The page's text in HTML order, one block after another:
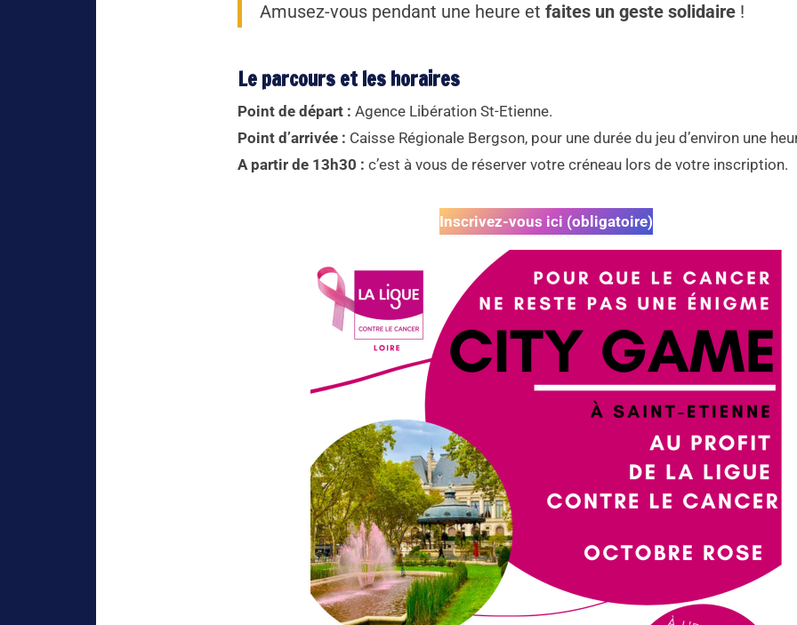
Amusez-vous pendant une heure et faites un geste solidaire!
Le parcours et les horaires
Point de départ : Agence Libération St-Etienne.
Point d’arrivée : Caisse Régionale Bergson, pour une durée du jeu d’environ une
A partir de 13h30 : c’est à vous de réserver votre créneau lors de votre inscription.
Inscrivez-vous ici (obligatoire)